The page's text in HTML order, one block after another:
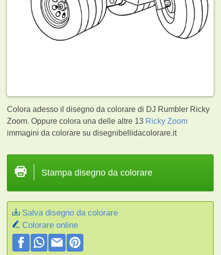
Colora adesso il disegno da colorare di DJ Rumbler Ricky
Zoom. Oppure colora una delle altre 13 Ricky Zoom
immagini da colorare su disegnibellidacolorare.it
Stampa disegno da colorare
Salva disegno da colorare
Colorare online